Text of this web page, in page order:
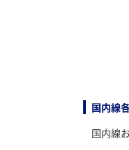
国内線
国内線